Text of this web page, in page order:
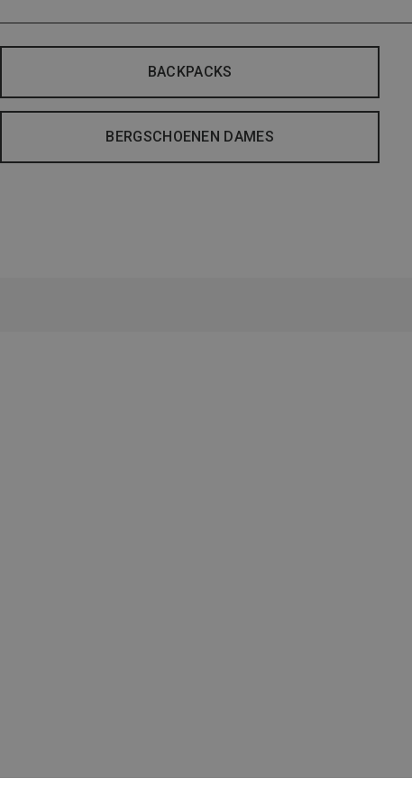
BACKPACKS
BERGSCHOENEN DAMES